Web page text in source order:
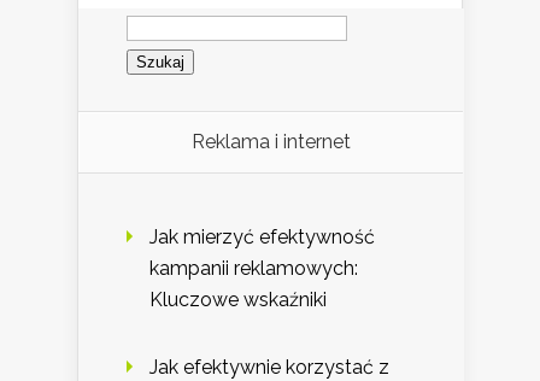
Szukaj:
Reklama i internet
Jak mierzyć efektywność
kampanii reklamowych:
Kluczowe wskaźniki
Jak efektywnie korzystać z